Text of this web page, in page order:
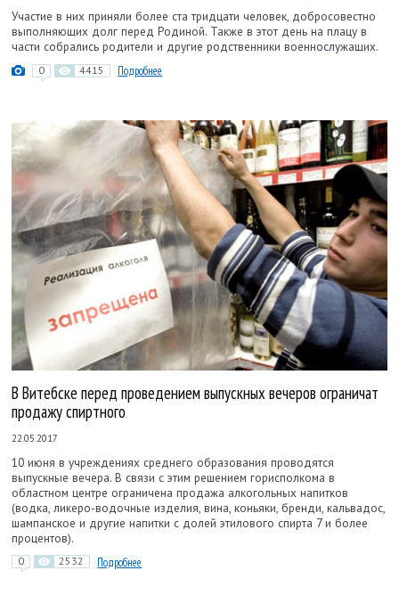
Участие в них приняли более ста тридцати человек, добросовестно
выполняющих долг перед Родиной. Также в этот день на плацу в
части собрались родители и другие родственники военнослужащих.
0 4415 Подробнее
В Витебске перед проведением выпускных вечеров ограничат
продажу спиртного
22.05.2017
10 июня в учреждениях среднего образования проводятся
выпускные вечера. В связи с этим решением горисполкома в
областном центре ограничена продажа алкогольных напитков
(водка, ликеро-водочные изделия, вина, коньяки, бренди, кальвадос,
шампанское и другие напитки с долей этилового спирта 7 и более
процентов).
0 2532 Подробнее